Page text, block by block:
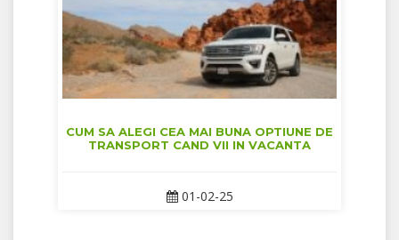
CUM SA ALEGI CEA MAI BUNA OPTIUNE DE
TRANSPORT CAND VII IN VACANTA
01-02-25